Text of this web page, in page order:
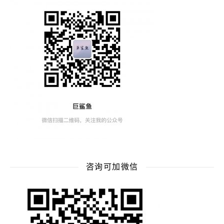
咨询可加微信